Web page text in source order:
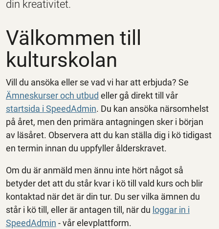
din kreativitet.
Välkommen till
kulturskolan
Vill du ansöka eller se vad vi har att erbjuda? Se
Ämneskurser och utbud eller gå direkt till vår
startsida i SpeedAdmin. Du kan ansöka närsomhelst
på året, men den primära antagningen sker i början
av läsåret. Observera att du kan ställa dig i kö tidigast
en termin innan du uppfyller ålderskravet.
Om du är anmäld men ännu inte hört något så
betyder det att du står kvar i kö till vald kurs och blir
kontaktad när det är din tur. Du ser vilka ämnen du
står i kö till, eller är antagen till, när du loggar in i
SpeedAdmin - vår elevplattform.